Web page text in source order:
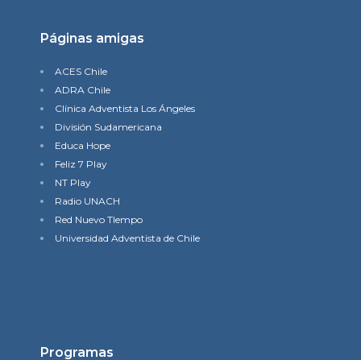
Páginas amigas
ACES Chile
ADRA Chile
Clínica Adventista Los Ángeles
División Sudamericana
Educa Hope
Feliz 7 Play
NT Play
Radio UNACH
Red Nuevo TIempo
Universidad Adventista de Chile
Programas